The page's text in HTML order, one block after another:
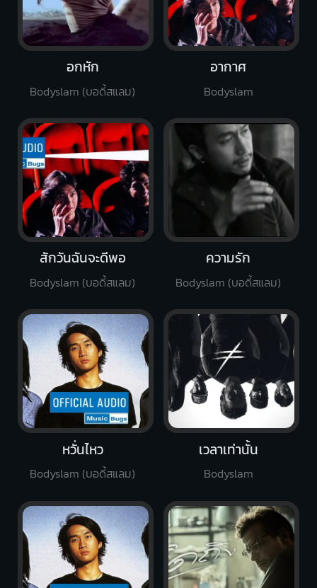
อกหัก
Bodyslam (บอดี้สแลม)
อากาศ
Bodyslam
หวั่นไหว
Bodyslam (บอดี้สแลม)
สักวันฉันจะดีพอ
Bodyslam (บอดี้สแลม)
ความรัก
Bodyslam (บอดี้สแลม)
เวลาเท่านั้น
Bodyslam